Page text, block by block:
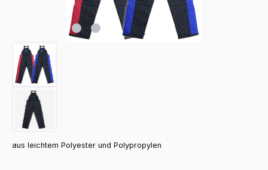
aus leichtem Polyester und Polypropylen